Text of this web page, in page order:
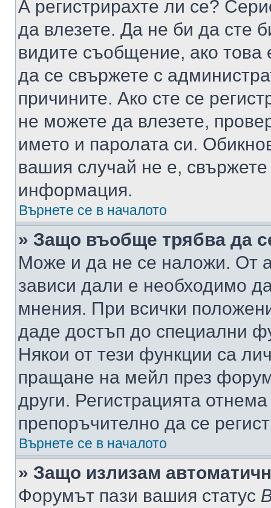
А регистрирахте ли се?
да влезете. Да не би да сте
видите съобщение, ако това
да се свържете с
причините. Ако сте се
не можете да влезете,
името и паролата си.
вашия случай не е,
информация.
Върнете се в началото
» Защо въобще трябва да
Може и да не се наложи. От
зависи дали е необходимо
мнения. При всички
даде достъп до специални
Някои от тези функции са
пращане на мейл през
други. Регистрацията
препоръчително да се
Върнете се в началото
» Защо излизам
Форумът пази вашия статус